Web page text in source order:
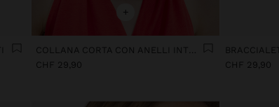
+
COLLANA CORTA CON ANELLI INTRECCIATI
CHF 29,90
CHF 29,90